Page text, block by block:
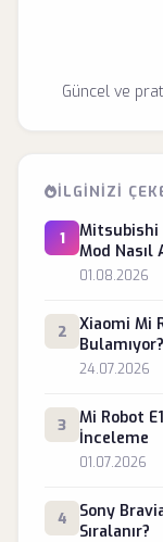
Güncel ve
İLGINIZI
1
Mitsubishi
Mod
01.08.2026
2
Xiaomi Mi
Bulamıyor?
24.07.2026
3
Mi Robot
İnceleme
01.07.2026
4
Sony
Sıralanır?